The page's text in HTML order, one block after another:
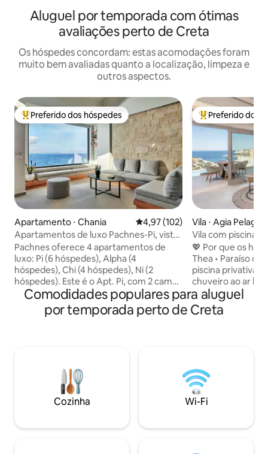
Aluguel por temporada com ótimas
avaliações perto de Creta
Os hóspedes concordam: estas acomodações foram
muito bem avaliadas quanto a localização, limpeza e
outros aspectos.
Entre os melhores preferidos dos hóspedes
Preferido dos hóspedes
Apartamento ⋅ Chania 4,97 de uma avaliação média de
4,97 (102)
Apartamentos de luxo Pachnes-Pi, vista
para o mar, piscina aquecida
Pachnes oferece 4 apartamentos de
luxo: Pi (6 hóspedes), Alpha (4
hóspedes), Chi (4 hóspedes), Ni (2
hóspedes). Este é o Apt. Pi, com 2 camas
king-size em 2 quartos, uma cama de
casal no sótão, grandes janelas, cortinas
blackout, varandas e terraço com vista
equipada com geladeira, forno, micro-
ondas e área de café. A propriedade
oferece uma grande piscina
compartilhada e uma piscina para bebês
Entre os
Preferido dos
Vila ⋅ Agia Pelagia
Vila com piscina
mar, 400 para a
💖 Por que os
Thea • Paraíso da
piscina privativa
chuveiro ao ar
ao sol. •
a apenas 600 m
com águas
construído em
size, cozinha
máquina
churrasqueira
Comodidades populares para aluguel
por temporada perto de Creta
Cozinha Wi-Fi